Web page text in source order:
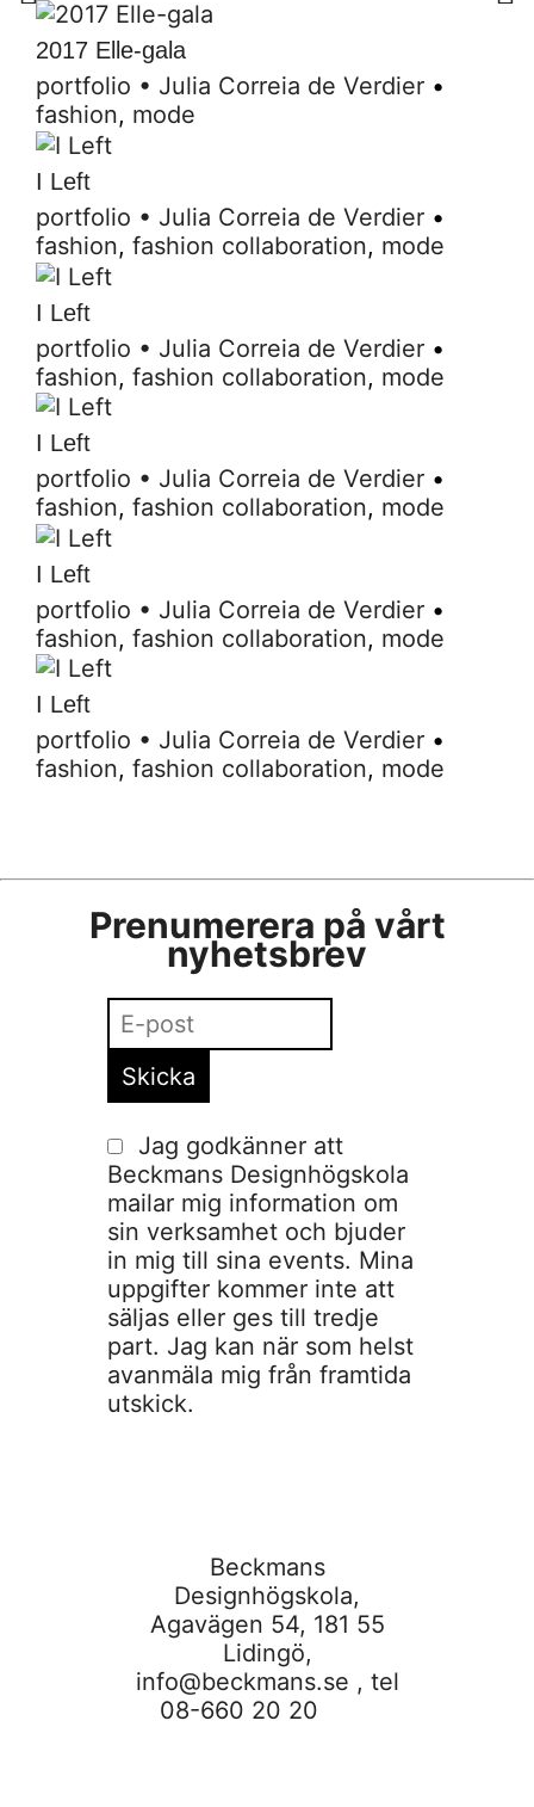
2017 Elle-gala
portfolio • Julia Correia de Verdier •
fashion, mode
I Left
portfolio • Julia Correia de Verdier •
fashion, fashion collaboration, mode
I Left
portfolio • Julia Correia de Verdier •
fashion, fashion collaboration, mode
I Left
portfolio • Julia Correia de Verdier •
fashion, fashion collaboration, mode
I Left
portfolio • Julia Correia de Verdier •
fashion, fashion collaboration, mode
I Left
portfolio • Julia Correia de Verdier •
fashion, fashion collaboration, mode
Prenumerera på vårt
nyhetsbrev
Jag godkänner att
Beckmans Designhögskola
mailar mig information om
sin verksamhet och bjuder
in mig till sina events. Mina
uppgifter kommer inte att
säljas eller ges till tredje
part. Jag kan när som helst
avanmäla mig från framtida
utskick.
Beckmans
Designhögskola,
Agavägen 54, 181 55
Lidingö,
info@beckmans.se , tel
08-660 20 20